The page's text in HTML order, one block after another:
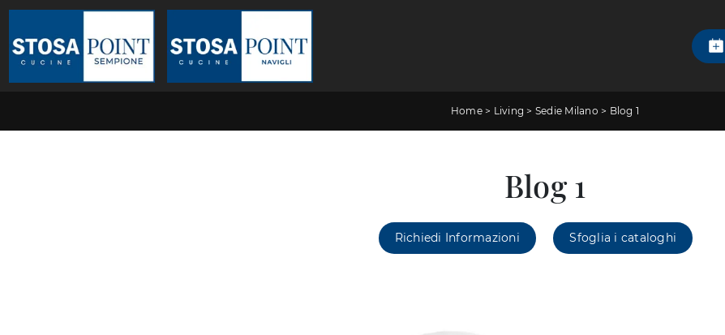
Home> Living > Sedie Milano > Blog 1
Blog 1
Richiedi Informazioni Sfoglia i cataloghi